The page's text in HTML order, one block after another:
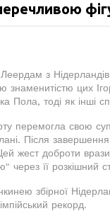
з
знаменитістю цих
Пола, тоді як інші
перемогла свою
Після
жест доброти
через її розкішний
збірної
рекорд.